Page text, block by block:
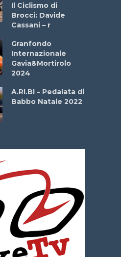
Il Ciclismo di
Brocci: Davide
Cassani – r
Granfondo
Internazionale
Gavia&Mortirolo
2024
A.RI.BI – Pedalata di
Babbo Natale 2022